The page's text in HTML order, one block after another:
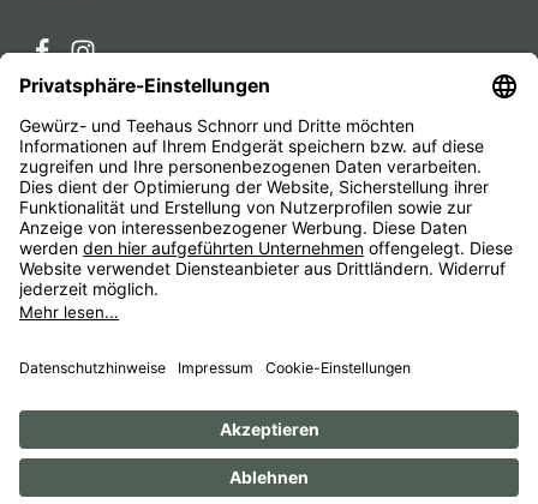
Service-Hotline
Service
Unternehmen
Alle Preise inkl. gesetzl. Mehrwertsteuer zzgl.
anders angegeben.
© 1956 - 2026 Gewürz- und Teehaus Schnorr - with
ImpressumAGBWiderrufsbelehrungenDatenschutz
Barrierefreiheit